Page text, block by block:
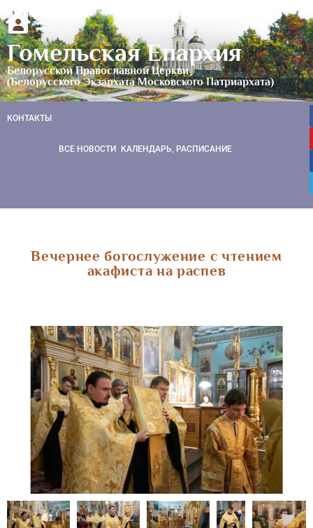
Гомельская Епархия
Белорусской Православной Церкви
(Белорусского Экзархата Московского Патриархата)
КОНТАКТЫ
ВСЕ НОВОСТИ КАЛЕНДАРЬ, РАСПИСАНИЕ
Вечернее богослужение с чтением
акафиста на распев